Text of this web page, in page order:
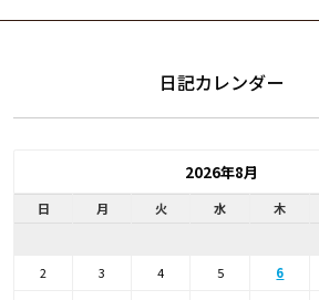
日記カレンダー
2026年8月
日 月 火 水 木
2
3 4 5 6